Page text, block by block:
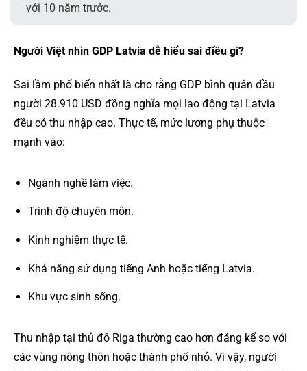
với 10 năm trước.
Người Việt nhìn GDP Latvia dễ hiểu sai điều gì?
Sai lầm phổ biến nhất là cho rằng GDP bình quân đầu
người 28.910 USD đồng nghĩa mọi lao động tại Latvia
đều có thu nhập cao. Thực tế, mức lương phụ thuộc
mạnh vào:
Ngành nghề làm việc.
Trình độ chuyên môn.
Kinh nghiệm thực tế.
Khả năng sử dụng tiếng Anh hoặc tiếng Latvia.
Khu vực sinh sống.
Thu nhập tại thủ đô Riga thường cao hơn đáng kể so với
các vùng nông thôn hoặc thành phố nhỏ. Vì vậy, người